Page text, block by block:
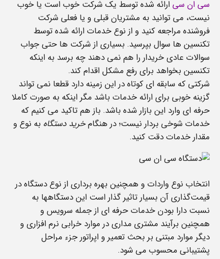
سی ان سیارائه شده توسط یک شرکت خوب است یا خوب
نیست، می توانید به مشتریان قبلی و یا فعلی شرکت
فروشنده مراجعه کنید و از نوع خدمات ارائه شده توسط
تکنسین ها سوال بپرسید. بسیاری از شرکت ها حتی جواب
سوالات عادی خریدار را هم نمی دهند چه برسد به اینکه
تکنسین بخواهد برای رفع مشکل اقدام کند.
شرکتی که سابقه ای کوتاه در این زمینه دارد قطعا نمی تواند
گزینه خوبی برای ارائه خدمات باشد مگر اینکه به صورت کاملا
حرفه ای وارد این بازار شده باشد. باز هم تاکید می کنیم که
خدمات شوخی بردار نیست؛ در هنگامخرید دستگاه به نوع و
مقدار خدمات دقت کنید.
انتخاب نوع واردات و همچنین بهره برداری از نوع دستگاه در
قیمت‌گذاری آن بسیار تاثیر گذار است این دستگاهها به
نسبت دارا بودن خدمات حرفه ای از جمله سرویس و
همچنین برآیند مشتری مداری در موارد خرابی نرم افزاری و
دیگر موارد مبتنی بر بحث تعمیر و اپراتور جزء مراحل
پشتیبانی محسوب می شود.